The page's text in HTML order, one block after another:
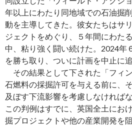
年以上にわたり同地域での石油掘
動を主導してきた。彼女たちはサ
ジェクトをめぐり、５年間にわた
中、粘り強く闘い続けた。2024年
を勝ち取り、ついに計画を中止に追
その結果として下された「フィ
石燃料の採掘許可を与える前に、
及ぼす下流影響を考慮しなければ
この判例はすでに、英国全土にお
掘プロジェクトや他の産業開発を